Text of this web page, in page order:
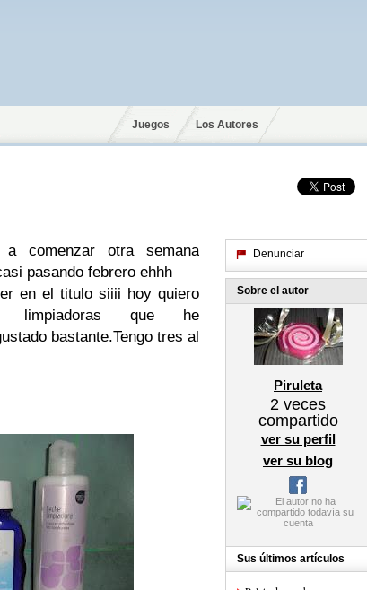
Juegos Los Autores
comenzar otra semana
pasando febrero ehhh
en el titulo siiii hoy quiero
que he
bastante.Tengo tres al
Denunciar
Sobre el autor
Piruleta
2 veces
compartido
ver su perfil
ver su blog
Sus últimos artículos